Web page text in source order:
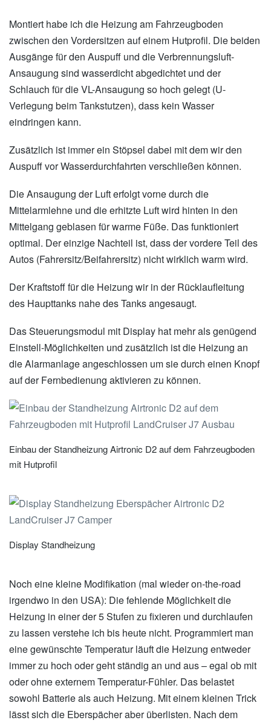
Montiert habe ich die Heizung am Fahrzeugboden
zwischen den Vordersitzen auf einem Hutprofil. Die beiden
Ausgänge für den Auspuff und die Verbrennungsluft-
Ansaugung sind wasserdicht abgedichtet und der
Schlauch für die VL-Ansaugung so hoch gelegt (U-
Verlegung beim Tankstutzen), dass kein Wasser
eindringen kann.
Zusätzlich ist immer ein Stöpsel dabei mit dem wir den
Auspuff vor Wasserdurchfahrten verschließen können.
Die Ansaugung der Luft erfolgt vorne durch die
Mittelarmlehne und die erhitzte Luft wird hinten in den
Mittelgang geblasen für warme Füße. Das funktioniert
optimal. Der einzige Nachteil ist, dass der vordere Teil des
Autos (Fahrersitz/Beifahrersitz) nicht wirklich warm wird.
Der Kraftstoff für die Heizung wir in der Rücklaufleitung
des Haupttanks nahe des Tanks angesaugt.
Das Steuerungsmodul mit Display hat mehr als genügend
Einstell-Möglichkeiten und zusätzlich ist die Heizung an
die Alarmanlage angeschlossen um sie durch einen Knopf
auf der Fernbedienung aktivieren zu können.
Einbau der Standheizung Airtronic D2 auf dem Fahrzeugboden
mit Hutprofil
Display Standheizung
Noch eine kleine Modifikation (mal wieder on-the-road
irgendwo in den USA): Die fehlende Möglichkeit die
Heizung in einer der 5 Stufen zu fixieren und durchlaufen
zu lassen verstehe ich bis heute nicht. Programmiert man
eine gewünschte Temperatur läuft die Heizung entweder
immer zu hoch oder geht ständig an und aus – egal ob mit
oder ohne externem Temperatur-Fühler. Das belastet
sowohl Batterie als auch Heizung. Mit einem kleinen Trick
lässt sich die Eberspächer aber überlisten. Nach dem